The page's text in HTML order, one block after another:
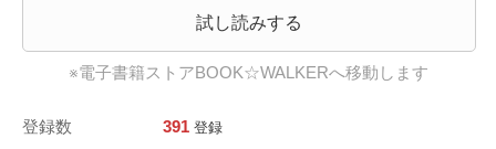
試し読みする
※電子書籍ストアBOOK☆WALKERへ移動します
登録数 391 登録